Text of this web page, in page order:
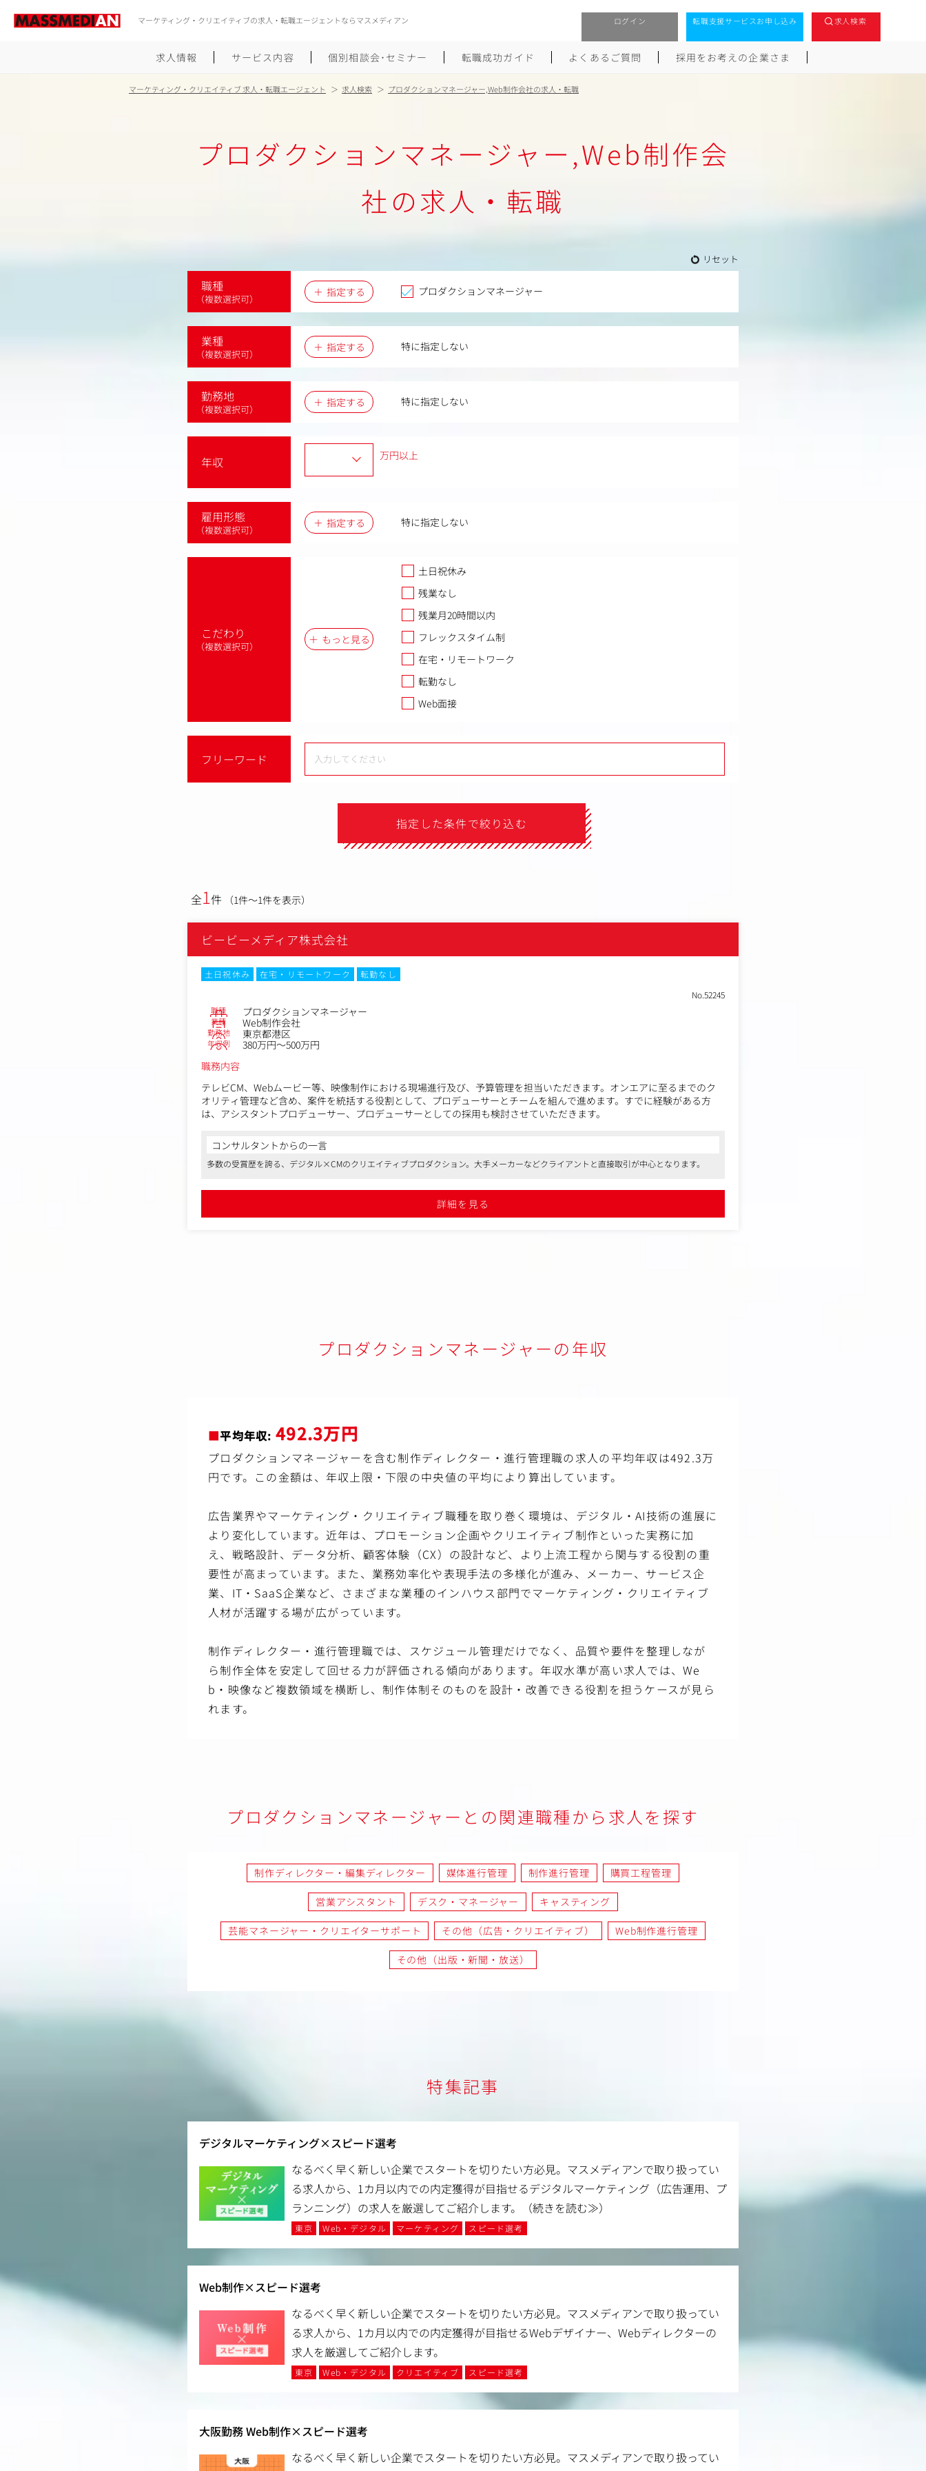
マーケティング・クリエイティブの求人・転職エージェントならマスメディアン ログイン 転職支援サービスお申し込み 求人検索
求人情報 サービス内容 個別相談会･セミナー 転職成功ガイド
履歴書のつくり方
ポートフォリオのつくり方
未経験から広告業界への転職
大手広告会社への転職
しゅふクリ･ママクリ転職
Uターン･Iターン転職
よくあるご質問 採用をお考えの企業さま
マーケティング・クリエイティブ 求人・転職エージェント 求人検索 プロダクションマネージャー,Web制作会社の求人・転職
プロダクションマネージャー,Web制作会
社の求人・転職
リセット
職種
（複数選択可）
指定する プロダクションマネージャー
業種
（複数選択可）
指定する 特に指定しない
勤務地
（複数選択可）
指定する 特に指定しない
年収 万円以上
雇用形態
（複数選択可）
指定する 特に指定しない
こだわり
（複数選択可）
もっと見る
土日祝休み
残業なし
残業月20時間以内
フレックスタイム制
在宅・リモートワーク
転勤なし
Web面接
フリーワード
指定した条件で絞り込む
全1件 （1件～1件を表示）
ビービーメディア株式会社
土日祝休み 在宅・リモートワーク
転勤なし
No.52245
職種 プロダクションマネージャー
業種 Web制作会社
勤務地 東京都港区
年収例
380万円～500万円
職務内容
テレビCM、Webムービー等、映像制作における現場進行及び、予算管理を担当いただきます。オンエアに至るまでのク
オリティ管理など含め、案件を統括する役割として、プロデューサーとチームを組んで進めます。すでに経験がある方
は、アシスタントプロデューサー、プロデューサーとしての採用も検討させていただきます。
コンサルタントからの一言
多数の受賞歴を誇る、デジタル×CMのクリエイティブプロダクション。大手メーカーなどクライアントと直接取引が中心となります。
詳細を見る
プロダクションマネージャーの年収
■平均年収: 492.3万円
プロダクションマネージャーを含む制作ディレクター・進行管理職の求人の平均年収は492.3万
円です。この金額は、年収上限・下限の中央値の平均により算出しています。
広告業界やマーケティング・クリエイティブ職種を取り巻く環境は、デジタル・AI技術の進展に
より変化しています。近年は、プロモーション企画やクリエイティブ制作といった実務に加
え、戦略設計、データ分析、顧客体験（CX）の設計など、より上流工程から関与する役割の重
要性が高まっています。また、業務効率化や表現手法の多様化が進み、メーカー、サービス企
業、IT・SaaS企業など、さまざまな業種のインハウス部門でマーケティング・クリエイティブ
人材が活躍する場が広がっています。
制作ディレクター・進行管理職では、スケジュール管理だけでなく、品質や要件を整理しなが
ら制作全体を安定して回せる力が評価される傾向があります。年収水準が高い求人では、We
b・映像など複数領域を横断し、制作体制そのものを設計・改善できる役割を担うケースが見ら
れます。
プロダクションマネージャーとの関連職種から求人を探す
制作ディレクター・編集ディレクター 媒体進行管理 制作進行管理 購買工程管理
営業アシスタント デスク・マネージャー キャスティング
芸能マネージャー・クリエイターサポート その他（広告・クリエイティブ） Web制作進行管理
その他（出版・新聞・放送）
特集記事
デジタルマーケティング×スピード選考
なるべく早く新しい企業でスタートを切りたい方必見。マスメディアンで取り扱ってい
る求人から、1カ月以内での内定獲得が目指せるデジタルマーケティング（広告運用、プ
ランニング）の求人を厳選してご紹介します。
（続きを読む≫）
東京 Web・デジタル マーケティング スピード選考
Web制作×スピード選考
なるべく早く新しい企業でスタートを切りたい方必見。マスメディアンで取り扱ってい
る求人から、1カ月以内での内定獲得が目指せるWebデザイナー、Webディレクターの
求人を厳選してご紹介します。
東京 Web・デジタル クリエイティブ スピード選考
大阪勤務 Web制作×スピード選考
なるべく早く新しい企業でスタートを切りたい方必見。マスメディアンで取り扱ってい